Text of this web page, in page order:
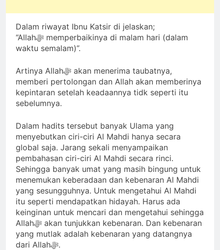
Dalam riwayat Ibnu Katsir di jelaskan;
“Allahﷻ memperbaikinya di malam hari (dalam
waktu semalam)”.
Artinya Allahﷻ akan menerima taubatnya,
memberi pertolongan dan Allah akan memberinya
kepintaran setelah keadaannya tidk seperti itu
sebelumnya.
Dalam hadits tersebut banyak Ulama yang
menyebutkan ciri-ciri Al Mahdi hanya secara
global saja. Jarang sekali menyampaikan
pembahasan ciri-ciri Al Mahdi secara rinci.
Sehingga banyak umat yang masih bingung untuk
menemukan keberadaan dan kebenaran Al Mahdi
yang sesungguhnya. Untuk mengetahui Al Mahdi
itu seperti mendapatkan hidayah. Harus ada
keinginan untuk mencari dan mengetahui sehingga
Allahﷻ akan tunjukkan kebenaran. Dan kebenaran
yang mutlak adalah kebenaran yang datangnya
dari Allahﷻ.